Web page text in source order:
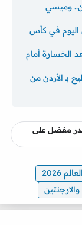
وميسي
اليوم في كأس
الخسارة أمام
بـ الأردن من
مفضل على
2026
والارجنتين